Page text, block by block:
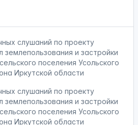
слушаний по проекту
землепользования и застройки
поселения Усольского
Иркутской области
слушаний по проекту
землепользования и застройки
поселения Усольского
Иркутской области